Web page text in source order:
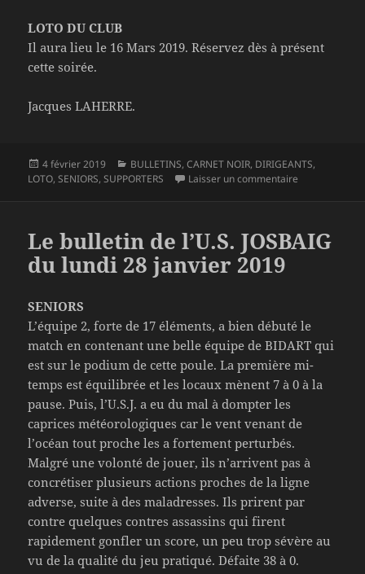
LOTO DU CLUB
Il aura lieu le 16 Mars 2019. Réservez dès à présent
cette soirée.
Jacques LAHERRE.
Publié
le
4 février 2019 Catégories
BULLETINS,CARNET NOIR, DIRIGEANTS,
LOTO,SENIORS,SUPPORTERS Laisser un commentaire
Le bulletin de l’U.S. JOSBAIG
du lundi 28 janvier 2019
SENIORS
L’équipe 2, forte de 17 éléments, a bien débuté le
match en contenant une belle équipe de BIDART qui
est sur le podium de cette poule. La première mi-
temps est équilibrée et les locaux mènent 7 à 0 à la
pause. Puis, l’U.S.J. a eu du mal à dompter les
caprices météorologiques car le vent venant de
l’océan tout proche les a fortement perturbés.
Malgré une volonté de jouer, ils n’arrivent pas à
concrétiser plusieurs actions proches de la ligne
adverse, suite à des maladresses. Ils prirent par
contre quelques contres assassins qui firent
rapidement gonfler un score, un peu trop sévère au
vu de la qualité du jeu pratiqué. Défaite 38 à 0.